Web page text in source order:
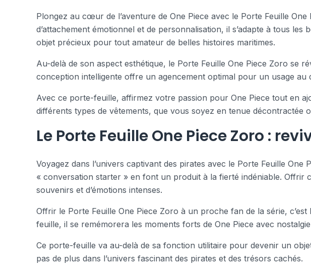
Plongez au cœur de l’aventure de One Piece avec le Porte Feuille
d’attachement émotionnel et de personnalisation, il s’adapte à tous
objet précieux pour tout amateur de belles histoires maritimes.
Au-delà de son aspect esthétique, le Porte Feuille One Piece Zoro se
conception intelligente offre un agencement optimal pour un usage au
Avec ce porte-feuille, affirmez votre passion pour One Piece tout en
différents types de vêtements, que vous soyez en tenue décontractée
Le Porte Feuille One Piece Zoro :
Voyagez dans l’univers captivant des pirates avec le Porte Feuille
« conversation starter » en font un produit à la fierté indéniable.
souvenirs et d’émotions intenses.
Offrir le Porte Feuille One Piece Zoro à un proche fan de la série,
feuille, il se remémorera les moments forts de One Piece avec
Ce porte-feuille va au-delà de sa fonction utilitaire pour devenir un
pas de plus dans l’univers fascinant des pirates et des trésors cachés.